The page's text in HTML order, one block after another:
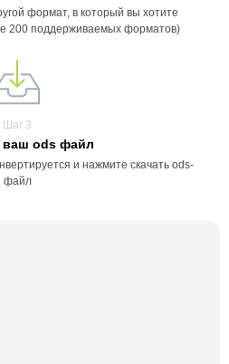
формат, в который вы хотите
200 поддерживаемых форматов)
Шаг 3
ваш ods файл
и нажмите скачать ods-
файл